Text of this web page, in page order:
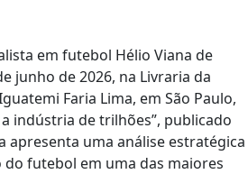
em futebol Hélio Viana de
junho de 2026, na Livraria da
Faria Lima, em São Paulo,
indústria de trilhões”, publicado
apresenta uma análise estratégica
futebol em uma das maiores